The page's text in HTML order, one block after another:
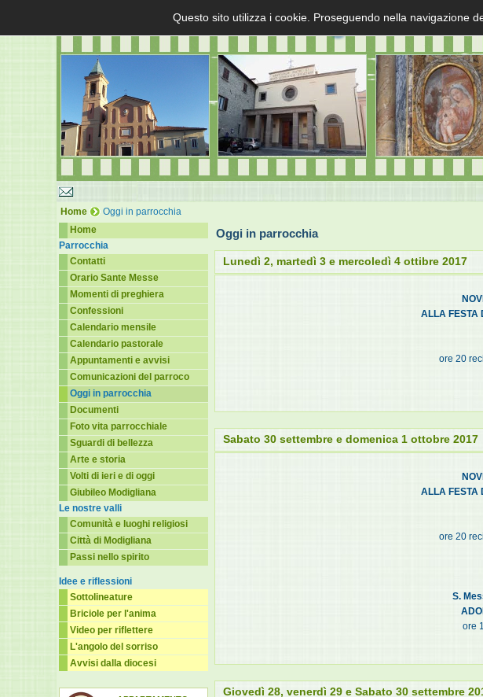
Home
Oggi in parrocchia
Home
Parrocchia
Contatti
Orario Sante Messe
Momenti di preghiera
Confessioni
Calendario mensile
Calendario pastorale
Appuntamenti e avvisi
Comunicazioni del parroco
Oggi in parrocchia
Documenti
Foto vita parrocchiale
Sguardi di bellezza
Arte e storia
Volti di ieri e di oggi
Giubileo Modigliana
Le nostre valli
Comunità e luoghi religiosi
Città di Modigliana
Passi nello spirito
Idee e riflessioni
Sottolineature
Briciole per l'anima
Video per riflettere
L'angolo del sorriso
Avvisi dalla diocesi
Oggi in parrocchia
Lunedì 2, martedì 3 e mercoledì 4 ottibre 2017
ALLA FESTA
ore 20
Sabato 30 settembre e domenica 1 ottobre 2017
ALLA FESTA
ore 20
S.
ore
Giovedì 28, venerdì 29 e Sabato 30 settembre
Questo sito utilizza i cookie. Proseguendo nella navigazione